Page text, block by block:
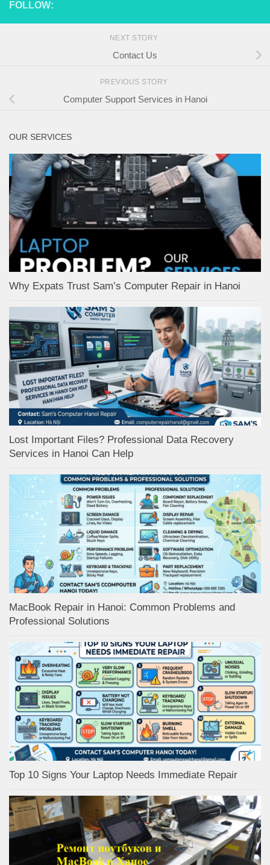
FOLLOW:
NEXT STORY
Contact Us
PREVIOUS STORY
Computer Support Services in Hanoi
OUR SERVICES
Why Expats Trust Sam’s Computer Repair in Hanoi
Lost Important Files? Professional Data Recovery
Services in Hanoi Can Help
MacBook Repair in Hanoi: Common Problems and
Professional Solutions
Top 10 Signs Your Laptop Needs Immediate Repair